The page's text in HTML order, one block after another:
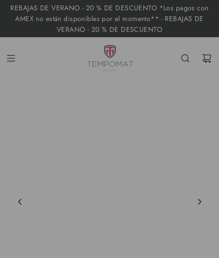
REBAJAS DE VERANO - 20 % DE DESCUENTO *Los pagos con
AMEX no están disponibles por el momento** - REBAJAS DE
VERANO - 20 % DE DESCUENTO